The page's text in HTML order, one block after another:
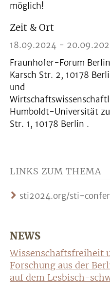
möglich!
Zeit & Ort
18.09.2024 -
Fraunhofer-Forum
Karsch Str. 2, 10178
und
Humboldt-Universität
Str. 1, 10178 Berlin .
LINKS ZUM THEMA
sti2024.org/sti-
NEWS
Wissenschaftsfreiheit
Forschung aus der
auf dem Lesbisch-